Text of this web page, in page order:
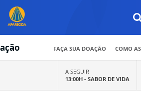
FAÇA SUA DOAÇÃO COMO
A SEGUIR
13:00H - SABOR DE VIDA